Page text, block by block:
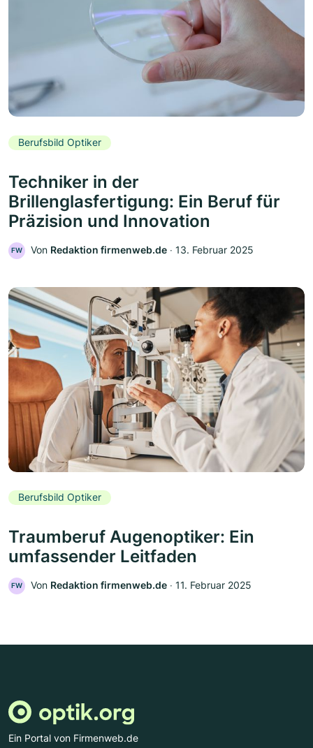
Berufsbild Optiker
Techniker in der
Brillenglasfertigung: Ein Beruf für
Präzision und Innovation
FW Von Redaktion firmenweb.de ‧ 13. Februar 2025
Berufsbild Optiker
Traumberuf Augenoptiker: Ein
umfassender Leitfaden
FW Von Redaktion firmenweb.de ‧ 11. Februar 2025
Ein Portal von Firmenweb.de